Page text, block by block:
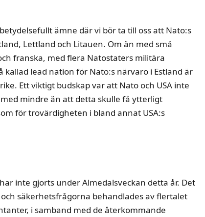
ämne där vi bör ta till oss att Nato:s
Lettland och Litauen. Om än med små
franska, med flera Natostaters militära
lead nation för Nato:s närvaro i Estland är
Ett viktigt budskap var att Nato och USA inte
mindre än att detta skulle få ytterligt
för trovärdigheten i bland annat USA:s
inte gjorts under Almedalsveckan detta år. Det
säkerhetsfrågorna behandlades av flertalet
i samband med de återkommande